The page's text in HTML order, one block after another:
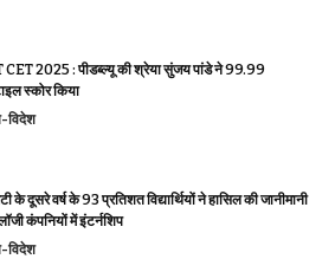
2025 : पीडब्ल्यू की श्रेया सुंजय पांडे ने 99.99
स्कोर किया
विदेश
के दूसरे वर्ष के 93 प्रतिशत विद्यार्थियों ने हासिल की जानीमानी
कंपनियों में इंटर्नशिप
विदेश